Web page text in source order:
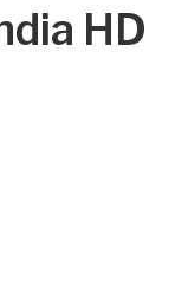
HD